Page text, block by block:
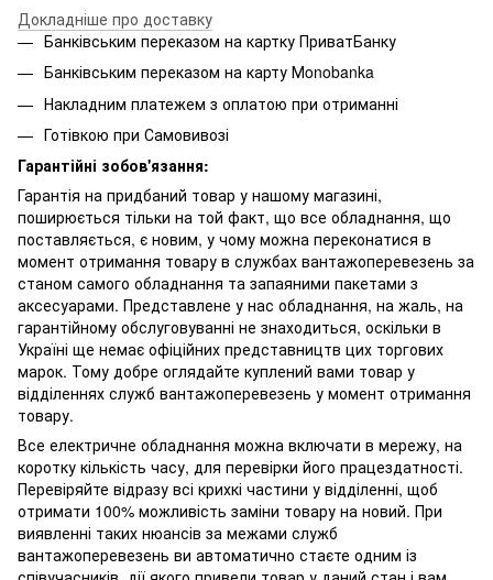
Докладніше про доставку
Банківським переказом на картку ПриватБанку
Банківським переказом на карту Мonobanka
Накладним платежем з оплатою при отриманні
Готівкою при Самовивозі
Гарантійні зобов'язання:
Гарантія на придбаний товар у нашому магазині,
поширюється тільки на той факт, що все обладнання, що
поставляється, є новим, у чому можна переконатися в
момент отримання товару в службах вантажоперевезень за
станом самого обладнання та запаяними пакетами з
аксесуарами. Представлене у нас обладнання, на жаль, на
гарантійному обслуговуванні не знаходиться, оскільки в
Україні ще немає офіційних представництв цих торгових
марок. Тому добре оглядайте куплений вами товар у
відділеннях служб вантажоперевезень у момент отримання
товару.
Все електричне обладнання можна включати в мережу, на
коротку кількість часу, для перевірки його працездатності.
Перевіряйте відразу всі крихкі частини у відділенні, щоб
отримати 100% можливість заміни товару на новий. При
виявленні таких нюансів за межами служб
вантажоперевезень ви автоматично стаєте одним із